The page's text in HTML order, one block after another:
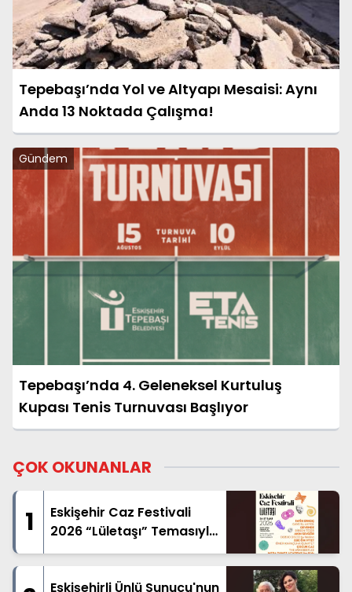
Tepebaşı’nda Yol ve Altyapı Mesaisi: Aynı
Anda 13 Noktada Çalışma!
Gündem
Tepebaşı’nda 4. Geleneksel Kurtuluş
Kupası Tenis Turnuvası Başlıyor
ÇOK OKUNANLAR
1
Eskişehir Caz Festivali
2026 “Lületaşı” Temasıyla
Geliyor
Eskişehirli Ünlü Sunucu'nun